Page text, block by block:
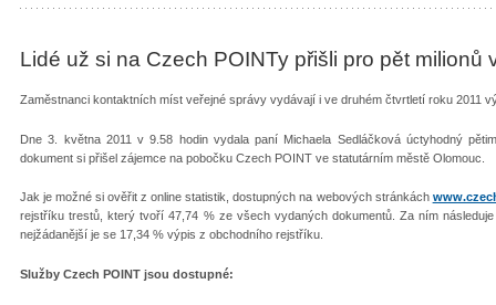
Lidé už si na Czech POINTy přišli pro pět milionů
Zaměstnanci kontaktních míst veřejné správy vydávají i ve druhém čtvrtletí roku 2011
Dne 3. května 2011 v 9.58 hodin vydala paní Michaela Sedláčková úctyhodný
dokument si přišel zájemce na pobočku Czech POINT ve statutárním městě Olomouc.
Jak je možné si ověřit z online statistik, dostupných na webových stránkách
rejstříku trestů, který tvoří 47,74 % ze všech vydaných dokumentů. Za ním
nejžádanější je se 17,34 % výpis z obchodního rejstříku.
Služby Czech POINT jsou dostupné: